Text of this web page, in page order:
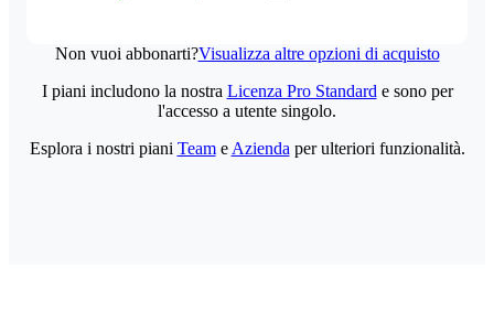
Non vuoi abbonarti?Visualizza altre opzioni di acquisto
I piani includono la nostra Licenza Pro Standard e sono per
l'accesso a utente singolo.
Esplora i nostri piani Teame Azienda per ulteriori funzionalità.